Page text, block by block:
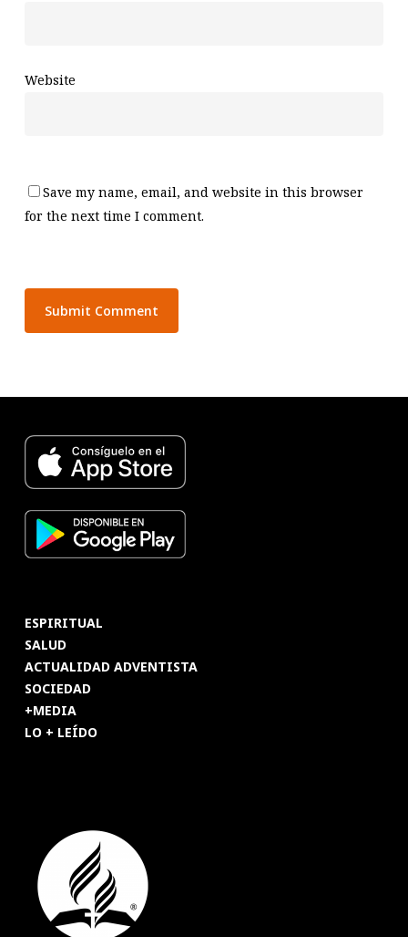
Website
Save my name, email, and website in this browser
for the next time I comment.
ESPIRITUAL
SALUD
ACTUALIDAD ADVENTISTA
SOCIEDAD
+MEDIA
LO + LEÍDO